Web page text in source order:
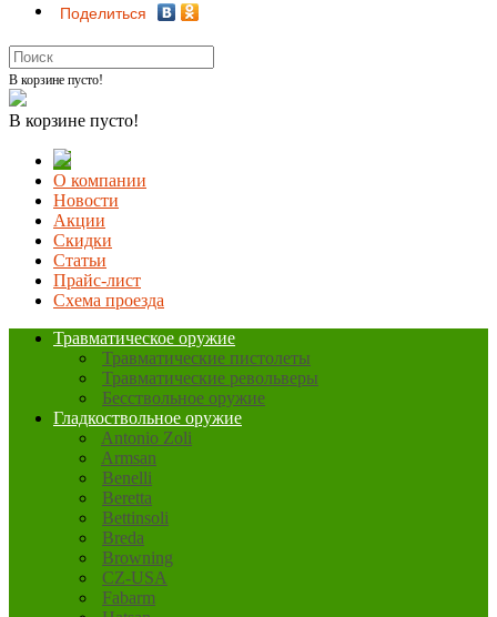
Поделиться
В корзине пусто!
В корзине пусто!
О компании
Новости
Акции
Скидки
Статьи
Прайс-лист
Схема проезда
Травматическое оружие
Травматические пистолеты
Травматические револьверы
Бесствольное оружие
Гладкоствольное оружие
Antonio Zoli
Armsan
Benelli
Beretta
Bettinsoli
Breda
Browning
CZ-USA
Fabarm